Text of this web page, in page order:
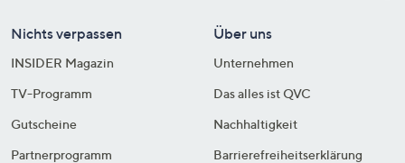
Nichts verpassen
INSIDER Magazin
TV-Programm
Gutscheine
Partnerprogramm
Über uns
Unternehmen
Das alles ist QVC
Nachhaltigkeit
Barrierefreiheitserklärung